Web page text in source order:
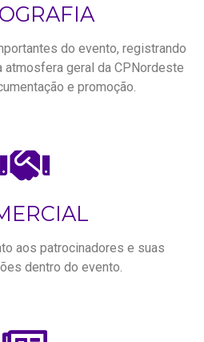
do evento, registrando
geral da CPNordeste
e promoção.
aos patrocinadores e suas
dentro do evento.